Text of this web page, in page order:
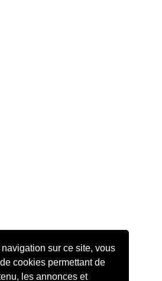
sur ce site, vous
cookies permettant de
les annonces et